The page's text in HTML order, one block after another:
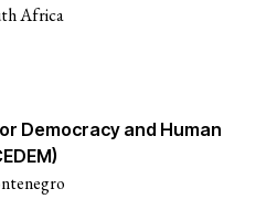
Africa
Democracy and Human